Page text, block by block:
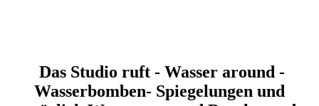
Das Studio ruft - Wasser around -
Wasserbomben- Spiegelungen und